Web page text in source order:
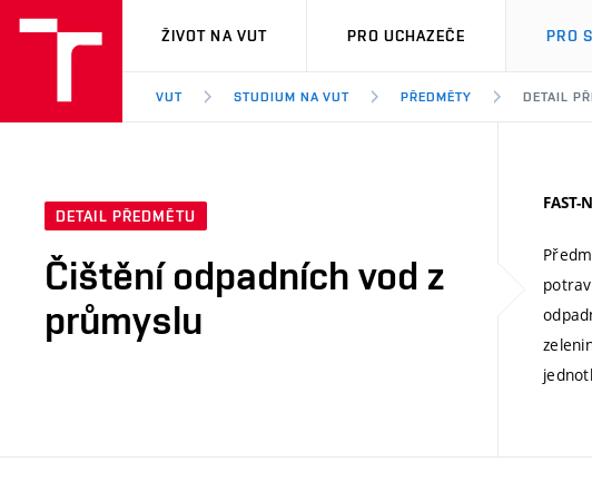
VUT
ŽIVOT NA VUT PRO UCHAZEČE PRO
VUT STUDIUM NA VUT PŘEDMĚTY DETAIL
DETAIL PŘEDMĚTU
Čištění odpadních vod z
průmyslu
FAST-